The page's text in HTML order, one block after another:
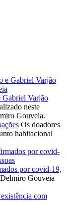
Gabriel Varjão
neste
Gouveia.
Os doadores
habitacional
por covid-19,
Gouveia